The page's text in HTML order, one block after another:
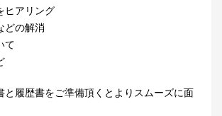
ヒアリング
どの解消
て
と履歴書をご準備頂くとよりスムーズに面